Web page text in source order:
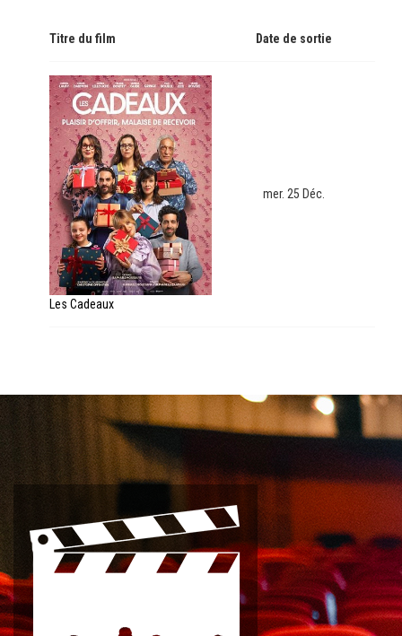
Titre du film Date de sortie
Les Cadeaux
mer. 25 Déc.